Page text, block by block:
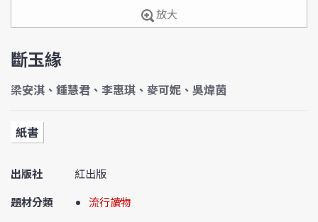
放大
斷玉緣
梁安淇、鍾慧君、李惠琪、麥可妮、吳煒茵
紙書
出版社
紅出版
題材分類
流行讀物